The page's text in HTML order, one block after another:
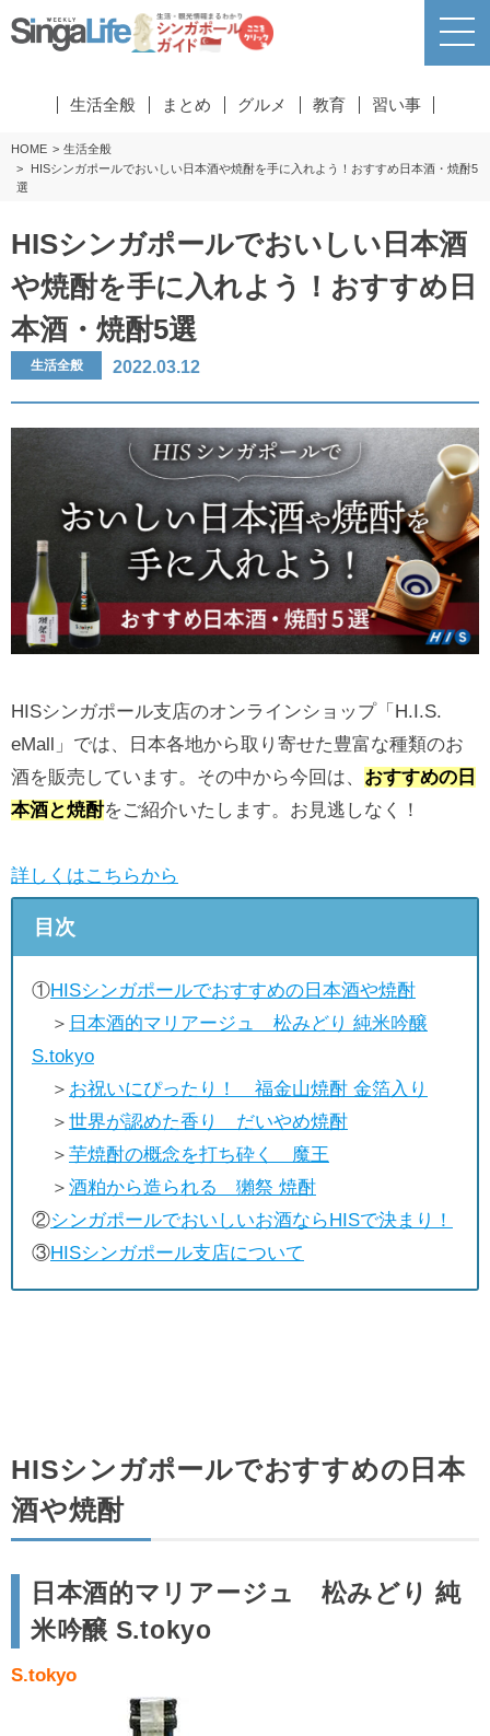
生活全般 まとめ グルメ 教育 習い事
HOME
生活全般
HISシンガポールでおいしい日本酒や焼酎を手に入れよう！おすすめ日本酒・焼酎5
選
HISシンガポールでおいしい日本酒
や焼酎を手に入れよう！おすすめ日
本酒・焼酎5選
生活全般 2022.03.12
HISシンガポール支店のオンラインショップ「H.I.S.
eMall」では、日本各地から取り寄せた豊富な種類のお
酒を販売しています。その中から今回は、 おすすめの日
本酒と焼酎をご紹介いたします。お見逃しなく！
詳しくはこちらから
目次
①HISシンガポールでおすすめの日本酒や焼酎
＞ 日本酒的マリアージュ 松みどり 純米吟醸
S.tokyo
＞ お祝いにぴったり！ 福金山焼酎 金箔入り
＞ 世界が認めた香り だいやめ焼酎
＞ 芋焼酎の概念を打ち砕く 魔王
＞ 酒粕から造られる 獺祭 焼酎
②シンガポールでおいしいお酒ならHISで決まり！
③HISシンガポール支店について
HISシンガポールでおすすめの日本
酒や焼酎
日本酒的マリアージュ 松みどり 純
米吟醸 S.tokyo
S.tokyo